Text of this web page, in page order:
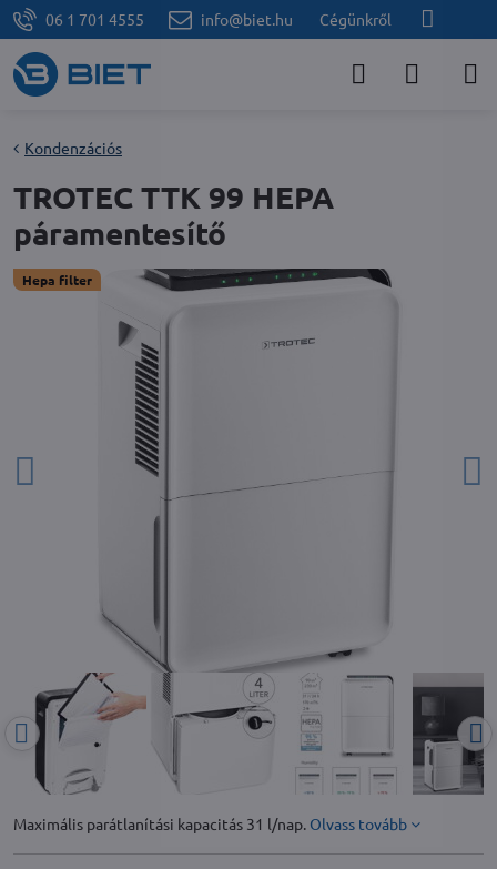
06 1 701 4555 info@biet.hu Cégünkről
Hepa filter
Kondenzációs
TROTEC TTK 99 HEPA
páramentesítő
Maximális parátlanítási kapacitás 31 l/nap. Olvass tovább